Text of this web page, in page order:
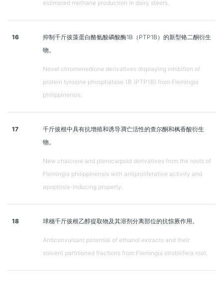
estimated methane production in dairy steers.
16
抑制千斤拔藻蛋白酪氨酸磷酸酶1B（PTP1B）的新型铬二酮衍生
物。
Novel chromenedione derivatives displaying inhibition of
protein tyrosine phosphatase 1B (PTP1B) from Flemingia
philippinensis.
17
千斤拔根中具有抗增殖和诱导凋亡活性的查尔酮和枫香酸衍生
物。
New chalcone and pterocarpoid derivatives from the roots of
Flemingia philippinensis with antiproliferative activity and
apoptosis-inducing property.
18 球穗千斤拔根乙醇提取物及其溶剂分离部位的抗惊厥作用。
Anticonvulsant potential of ethanol extracts and their
solvent partitioned fractions from Flemingia strobilifera root.